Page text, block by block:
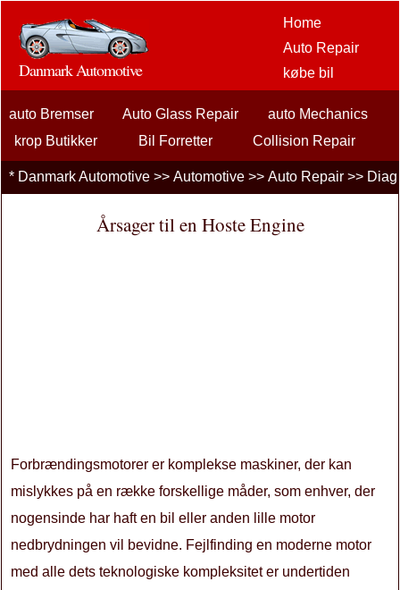
Home
Auto Repair
købe bil
Options
bilentusiaster
bilforsikring
bilpleje
Danmark Automotive
auto Bremser Auto Glass Repair
auto Mechanics
krop Butikker
Bil Forretter
Collision Repair
Diagnosticering bilproblemer
Do It Yourself Auto Repair
motorkølesystemer
udstødningssystemer
flade dæk
General Auto Repair
lydpotter Tire Wear Tear
* Danmark Automotive >> Automotive >> Auto Repair >>
Årsager til en Hoste Engine
Forbrændingsmotorer er komplekse maskiner, der kan
mislykkes på en række forskellige måder, som enhver, der
nogensinde har haft en bil eller anden lille motor
nedbrydningen vil bevidne. Fejlfinding en moderne motor
med alle dets teknologiske kompleksitet er undertiden